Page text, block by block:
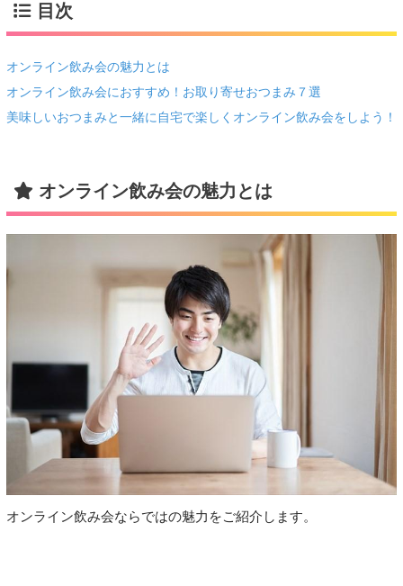
目次
オンライン飲み会の魅力とは
オンライン飲み会におすすめ！お取り寄せおつまみ７選
美味しいおつまみと一緒に自宅で楽しくオンライン飲み会をしよう！
オンライン飲み会の魅力とは
オンライン飲み会ならではの魅力をご紹介します。